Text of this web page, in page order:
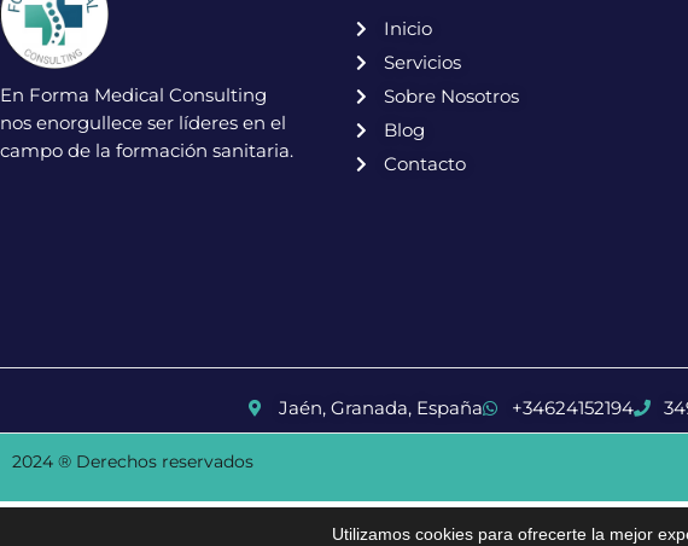
En Forma Medical Consulting
nos enorgullece ser líderes en el
campo de la formación sanitaria.
Inicio
Servicios
Sobre Nosotros
Blog
Contacto
Jaén, Granada, España +34624152194
2024 ® Derechos reservados
Utilizamos cookies para ofrecerte la mejor